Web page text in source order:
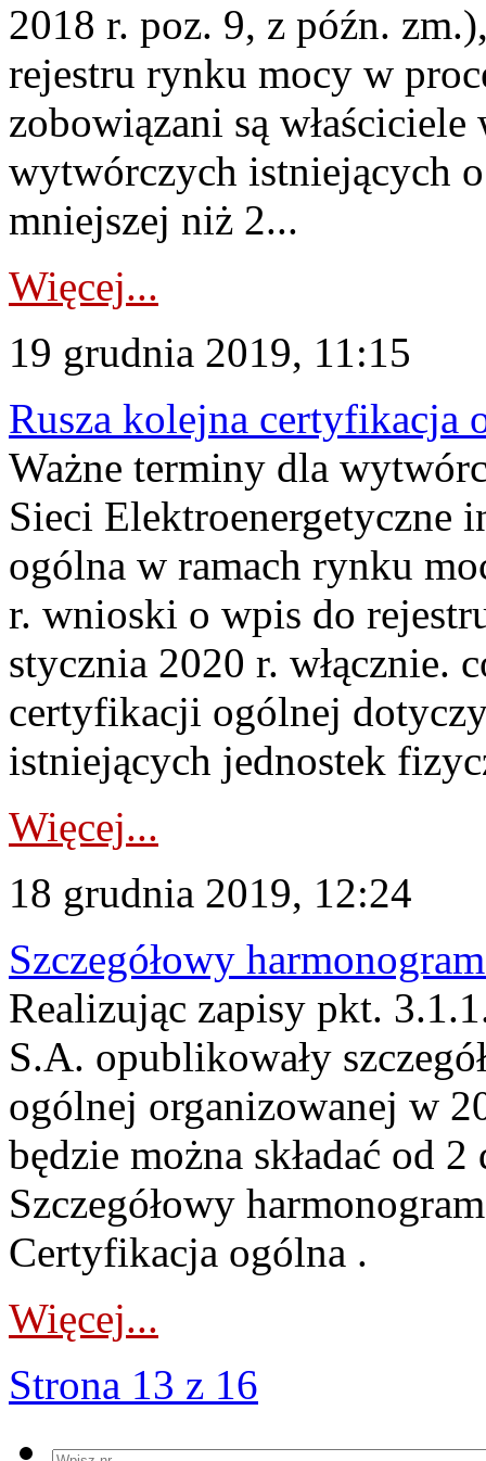
2018 r. poz. 9, z późn.
rejestru rynku mocy w
zobowiązani są
wytwórczych istniejących
mniejszej niż 2...
Więcej...
19 grudnia 2019, 11:15
Rusza kolejna certyfikacja
Ważne terminy dla
Sieci Elektroenergetyczne
ogólna w ramach rynku
r. wnioski o wpis do
stycznia 2020 r. włącznie.
certyfikacji ogólnej
istniejących jednostek
Więcej...
18 grudnia 2019, 12:24
Szczegółowy
Realizując zapisy pkt.
S.A. opublikowały
ogólnej organizowanej w
będzie można składać od
Szczegółowy
Certyfikacja ogólna .
Więcej...
Strona 13 z 16